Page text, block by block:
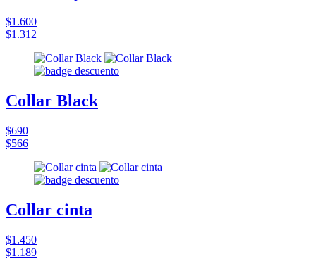
$1.600
$1.312
Collar Black
$690
$566
Collar cinta
$1.450
$1.189